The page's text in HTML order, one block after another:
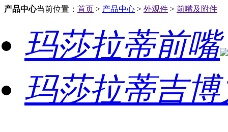
产品中心当前位置： 首页 > 产品中心 > 外观件 > 前嘴及附件
玛莎拉蒂前嘴
玛莎拉蒂吉